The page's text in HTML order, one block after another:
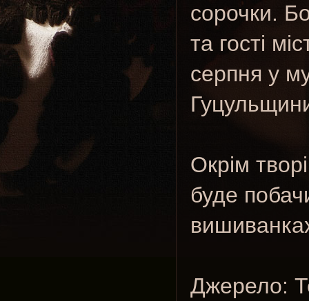
сорочки.
та гості
серпня у
Окрім
буде
Джерело: